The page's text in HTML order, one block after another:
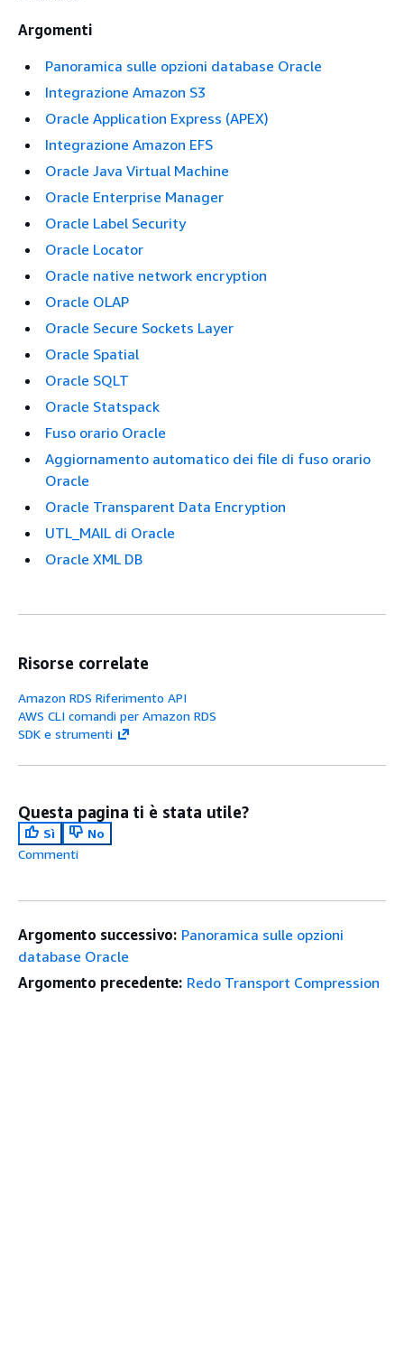
Argomenti
Panoramica sulle opzioni database Oracle
Integrazione Amazon S3
Oracle Application Express (APEX)
Integrazione Amazon EFS
Oracle Java Virtual Machine
Oracle Enterprise Manager
Oracle Label Security
Oracle Locator
Oracle native network encryption
Oracle OLAP
Oracle Secure Sockets Layer
Oracle Spatial
Oracle SQLT
Oracle Statspack
Fuso orario Oracle
Aggiornamento automatico dei file di fuso orario
Oracle
Oracle Transparent Data Encryption
UTL_MAIL di Oracle
Oracle XML DB
Risorse correlate
Amazon RDS Riferimento API
AWS CLI comandi per Amazon RDS
SDK e strumenti
Questa pagina ti è stata utile?
Sì
No
Commenti
Argomento successivo: Panoramica sulle opzioni
database Oracle
Argomento precedente: Redo Transport Compression